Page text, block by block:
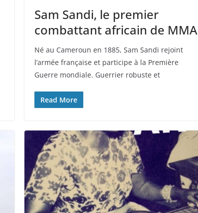
Sam Sandi, le premier
combattant africain de MMA
Né au Cameroun en 1885, Sam Sandi rejoint
l’armée française et participe à la Première
Guerre mondiale. Guerrier robuste et
Read More